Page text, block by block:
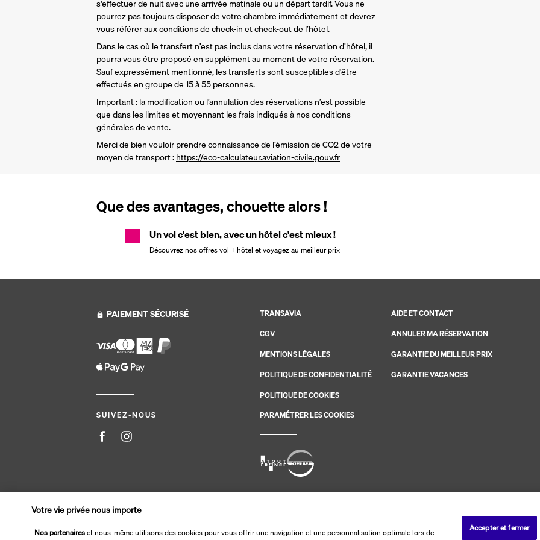
s'effectuer de nuit avec une arrivée matinale ou un départ tardif. Vous ne
pourrez pas toujours disposer de votre chambre immédiatement et devrez
vous référer aux conditions de check-in et check-out de l’hôtel.
Dans le cas où le transfert n’est pas inclus dans votre réservation d’hôtel, il
pourra vous être proposé en supplément au moment de votre réservation.
Sauf expressément mentionné, les transferts sont susceptibles d'être
effectués en groupe de 15 à 55 personnes.
Important : la modification ou l’annulation des réservations n’est possible
que dans les limites et moyennant les frais indiqués à nos conditions
générales de vente.
Merci de bien vouloir prendre connaissance de l’émission de CO2 de votre
moyen de transport : https://eco-calculateur.aviation-civile.gouv.fr
Que des avantages, chouette alors !
Un vol c'est bien, avec un hôtel c'est mieux !
Découvrez nos offres vol + hôtel et voyagez au meilleur prix
PAIEMENT SÉCURISÉ
SUIVEZ-NOUS
TRANSAVIA
CGV
MENTIONS LÉGALES
POLITIQUE DE CONFIDENTIALITÉ
POLITIQUE DE COOKIES
PARAMÉTRER LES COOKIES
AIDE ET CONTACT
ANNULER MA RÉSERVATION
GARANTIE DU MEILLEUR PRIX
GARANTIE VACANCES
Site édité par PerfectStay.com en partenariat avec Transavia. Les ventes sont réalisées par PerfectStay.com
Votre vie privée nous importe
Nos partenaireset nous-même utilisons des cookies pour vous offrir une navigation et une personnalisation optimale lors de
Accepter et fermer